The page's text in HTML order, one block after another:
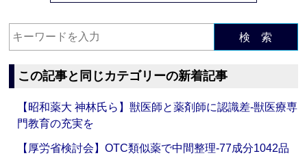
検 索
この記事と同じカテゴリーの新着記事
【昭和薬大 神林氏ら】獣医師と薬剤師に認識差‐獣医療専
門教育の充実を
【厚労省検討会】OTC類似薬で中間整理‐77成分1042品